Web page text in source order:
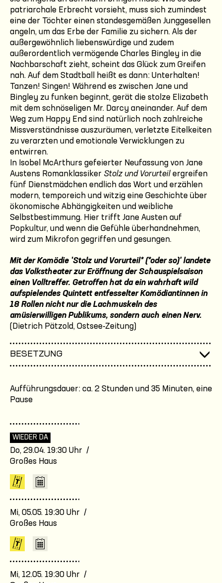
patriarchale Erbrecht vorsieht, muss sich zumindest
eine der Töchter einen standesgemäßen Junggesellen
angeln, um das Erbe der Familie zu sichern. Als der
außergewöhnlich liebenswürdige und zudem
außerordentlich vermögende Charles Bingley in die
Nachbarschaft zieht, scheint das Glück zum Greifen
nah. Auf dem Stadtball heißt es dann: Unterhalten!
Tanzen! Singen! Während es zwischen Jane und
Bingley zu funken beginnt, gerät die stolze Elizabeth
mit dem schnöseligen Mr. Darcy aneinander. Auf dem
Weg zum Happy End sind natürlich noch zahlreiche
Missverständnisse auszuräumen, verletzte Eitelkeiten
zu verarzten und emotionale Verwicklungen zu
entwirren.
In Isobel McArthurs gefeierter Neufassung von Jane
Austens Romanklassiker Stolz und Vorurteil ergreifen
fünf Dienstmädchen endlich das Wort und erzählen
modern, temporeich und witzig eine Geschichte über
ökonomische Abhängigkeiten und weibliche
Selbstbestimmung. Hier trifft Jane Austen auf
Popkultur, und wenn die Gefühle überhandnehmen,
wird zum Mikrofon gegriffen und gesungen.
Mit der Komödie 'Stolz und Vorurteil* (*oder so)' landete
das Volkstheater zur Eröffnung der Schauspielsaison
einen Volltreffer. Getroffen hat da ein wahrhaft wild
aufspielendes Quintett entfesselter Komödiantinnen in
18 Rollen nicht nur die Lachmuskeln des
amüsierwilligen Publikums, sondern auch einen Nerv.
(Dietrich Pätzold, Ostsee-Zeitung)
BESETZUNG
Aufführungsdauer: ca. 2 Stunden und 35 Minuten, eine
Pause
WIEDER DA
Do, 29.04. 19:30 Uhr /
Großes Haus
Mi, 05.05. 19:30 Uhr /
Großes Haus
Mi, 12.05. 19:30 Uhr /